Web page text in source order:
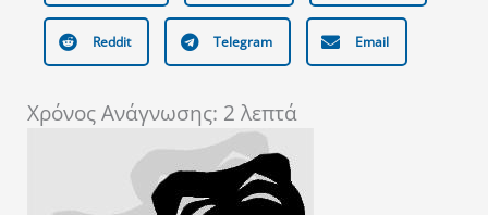
Reddit Telegram Email
Χρόνος Ανάγνωσης: 2 λεπτά